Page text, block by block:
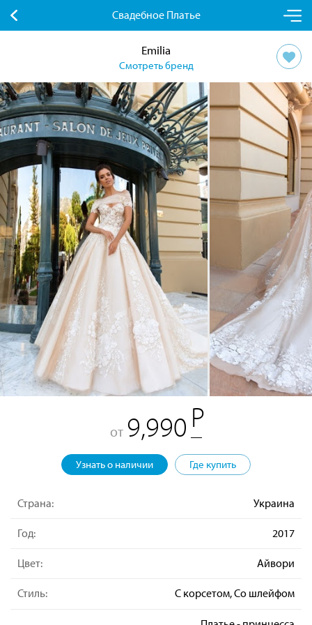
Свадебное Платье
Emilia
Смотреть бренд
от 9,990
Узнать о наличии Где купить
Страна: Украина
Год: 2017
Цвет: Айвори
Стиль: С корсетом, Со шлейфом